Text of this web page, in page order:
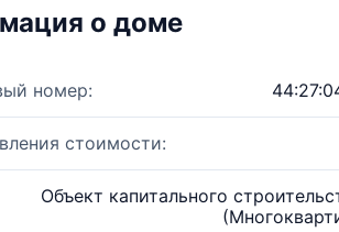
о доме
номер:
стоимости:
Объект капитального